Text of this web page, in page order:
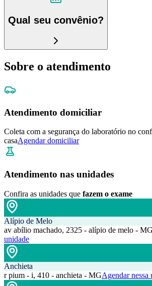
Qual seu convênio?
Sobre o atendimento
Atendimento domiciliar
Coleta com a segurança do laboratório no
casaAgendar domiciliar
Atendimento nas unidades
Confira as unidades que fazem o exame
Alípio de Melo
av abílio machado, 2325 - alípio de melo - MG
unidade
Anchieta
r pium - i, 410 - anchieta - MGAgendar nessa